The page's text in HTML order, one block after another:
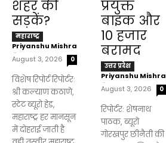
शहर की
सड़कें?
महाराष्ट्र
Priyanshu Mishra
-
August 3, 2026 0
विशेष रिपोर्ट रिपोर्टर:
श्री कल्याण कठाणे,
स्टेट ब्यूरो हेड,
महाराष्ट्र हर मानसून
में दोहराई जाती है
प्रयुक्त
बाइक और
₹10 हजार
बरामद
उत्तर प्रदेश
Priyanshu Mishra
-
August 3, 2026 0
रिपोर्टर: शेषनाथ
पाठक, ब्यूरो
गोरखपुर छीनैती की